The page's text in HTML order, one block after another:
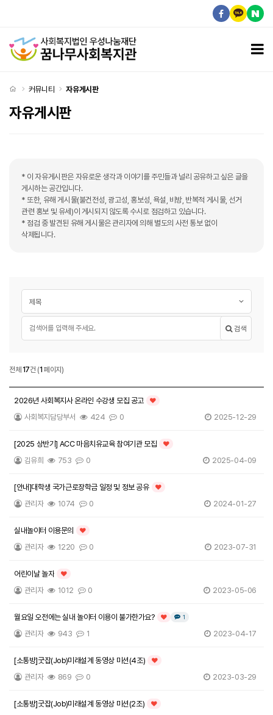
처음으로
커뮤니티 자유게시판
자유게시판
* 이 자유게시판은 자유로운 생각과 이야기를 주민들과 널리 공유하고 싶은 글을
게시하는 공간입니다.
* 또한, 유해 게시물(불건전성, 광고성, 홍보성, 욕설, 비방, 반복적 게시물, 선거
관련 홍보 및 유세)이 게시되지 않도록 수시로 점검하고 있습니다.
* 점검 중 발견된 유해 게시물은 관리자에 의해 별도의 사전 통보 없이
삭제됩니다.
검색
자유게시판
전체 17건 (1 페이지)
2026년 사회복지사 온라인 수강생 모집 공고
인기글
사회복지담당부서 424 0 2025-12-29
[2025 상반기] ACC 마음치유교육 참여기관 모집 인기글
김유희 753 0 2025-04-09
[안내]대학생 국가근로장학금 일정 및 정보 공유 인기글
관리자 1074 0 2024-01-27
실내놀이터 이용문의 인기글
관리자 1220 0 2023-07-31
어린이날 놀자 인기글
관리자 1012 0 2023-05-06
월요일 오전에는 실내 놀이터 이용이 불가한가요? 인기글
댓글
1개
관리자 943 1 2023-04-17
[소통방]굿잡(Job)미래설계 동영상 미션(4조) 인기글
관리자 869 0 2023-03-29
[소통방]굿잡(Job)미래설계 동영상 미션(2조) 인기글